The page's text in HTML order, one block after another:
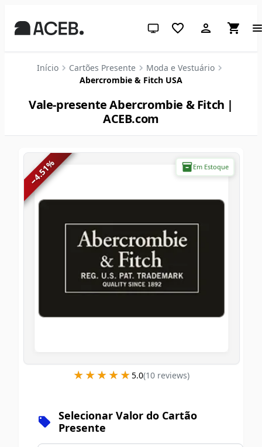
Tema do sistema (clique para
Início Cartões Presente
Moda e Vestuário
Abercrombie & Fitch USA
Vale-presente Abercrombie & Fitch |
ACEB.com
Em Estoque
−
4.51
%
★★★★★
★★★★★5.0(10reviews)
Selecionar Valor do Cartão
Presente